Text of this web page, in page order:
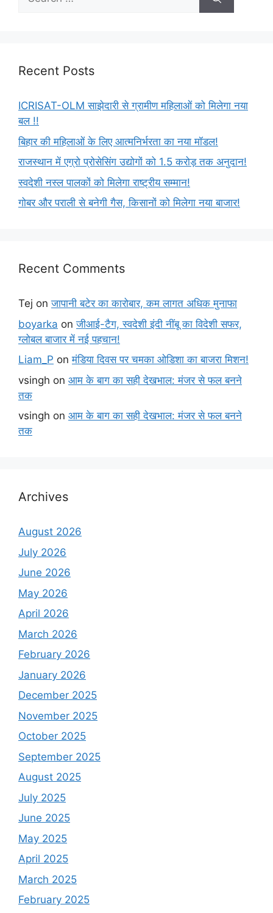
Recent Posts
ICRISAT-OLM साझेदारी से ग्रामीण महिलाओं को मिलेगा नया
बल !!
बिहार की महिलाओं के लिए आत्मनिर्भरता का नया मॉडल!
राजस्थान में एग्रो प्रोसेसिंग उद्योगों को 1.5 करोड़ तक अनुदान!
स्वदेशी नस्ल पालकों को मिलेगा राष्ट्रीय सम्मान!
गोबर और पराली से बनेगी गैस, किसानों को मिलेगा नया बाजार!
Recent Comments
Tej onजापानी बटेर का कारोबार, कम लागत अधिक मुनाफा
boyarka onजीआई-टैग, स्वदेशी इंदी नींबू का विदेशी सफर,
ग्लोबल बाजार में नई पहचान!
Liam_P onमंडिया दिवस पर चमका ओडिशा का बाजरा मिशन!
vsingh on आम के बाग का सही देखभाल: मंजर से फल बनने
तक
vsingh on आम के बाग का सही देखभाल: मंजर से फल बनने
तक
Archives
August 2026
July 2026
June 2026
May 2026
April 2026
March 2026
February 2026
January 2026
December 2025
November 2025
October 2025
September 2025
August 2025
July 2025
June 2025
May 2025
April 2025
March 2025
February 2025